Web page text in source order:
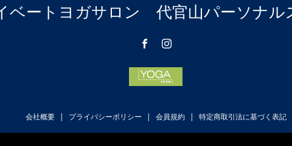
ベートヨガサロン 代官山パーソナル
会社概要 プライバシーポリシー 会員規約 特定商取引法に基づく表記